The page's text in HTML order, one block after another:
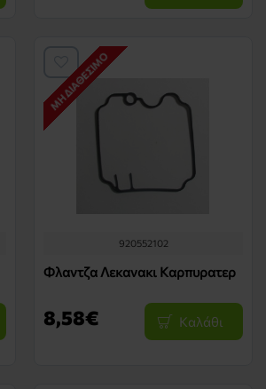
ΜΗ ΔΙΑΘΈΣΙΜΟ
920552102
Φλαντζα Λεκανακι Καρπυρατερ
8,58€ Καλάθι